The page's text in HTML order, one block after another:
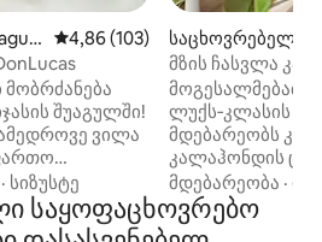
საშუალო შეფასებაა 5‑დან
4,86 (103)
შუაგულში!
ვილა
სიმაღლის
· სიზუსტე
საცხოვრებელი
მზის ჩასვლა
მოგესალმებათ
ლუქს‑კლასის
მდებარეობს
კალაჰონდის
რომელიც
ელფერითაა
მდებარეობა ·
საყოფაცხოვრებო